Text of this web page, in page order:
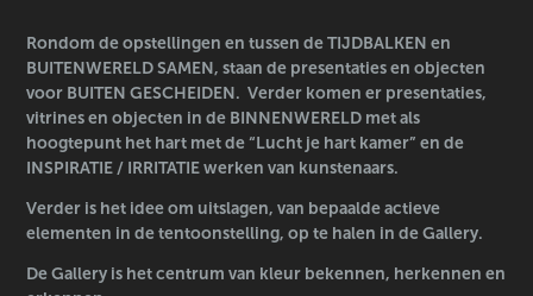
Rondom de opstellingen en tussen de TIJDBALKEN en
BUITENWERELD SAMEN, staan de presentaties en objecten
voor BUITEN GESCHEIDEN. Verder komen er presentaties,
vitrines en objecten in de BINNENWERELD met als
hoogtepunt het hart met de “Lucht je hart kamer” en de
INSPIRATIE / IRRITATIE werken van kunstenaars.
Verder is het idee om uitslagen, van bepaalde actieve
elementen in de tentoonstelling, op te halen in de Gallery.
De Gallery is het centrum van kleur bekennen, herkennen en